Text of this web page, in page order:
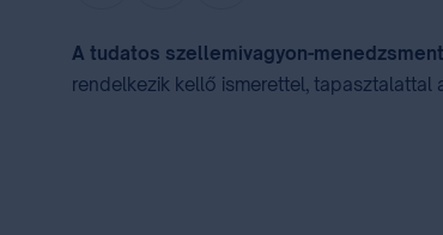
A tudatos szellemivagyon-
rendelkezik kellő ismerettel, tapasztalattal